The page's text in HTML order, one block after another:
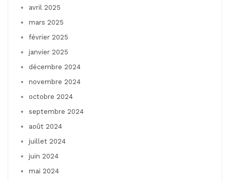
avril 2025
mars 2025
février 2025
janvier 2025
décembre 2024
novembre 2024
octobre 2024
septembre 2024
août 2024
juillet 2024
juin 2024
mai 2024